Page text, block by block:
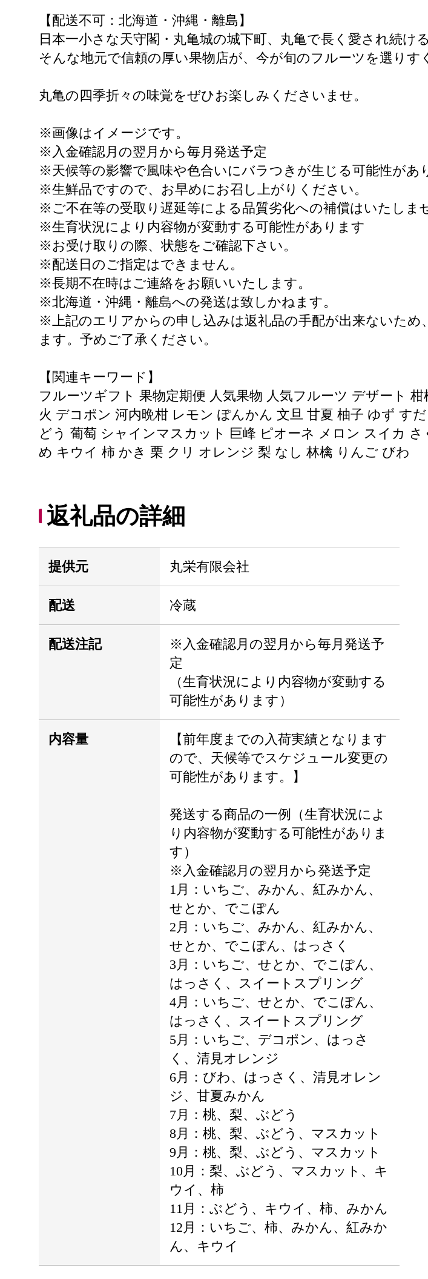
【配送不可：北海道・沖縄・離島】
日本一小さな天守閣・丸亀城の城下町、丸亀で長く愛され続け
そんな地元で信頼の厚い果物店が、今が旬のフルーツを選り
丸亀の四季折々の味覚をぜひお楽しみくださいませ。
※画像はイメージです。
※入金確認月の翌月から毎月発送予定
※天候等の影響で風味や色合いにバラつきが生じる可能性があ
※生鮮品ですので、お早めにお召し上がりください。
※ご不在等の受取り遅延等による品質劣化への補償はいたしま
※生育状況により内容物が変動する可能性があります
※お受け取りの際、状態をご確認下さい。
※配送日のご指定はできません。
※長期不在時はご連絡をお願いいたします。
※北海道・沖縄・離島への発送は致しかねます。
※上記のエリアからの申し込みは返礼品の手配が出来ないた
ます。予めご了承ください。
【関連キーワード】
フルーツギフト 果物定期便 人気果物 人気フルーツ デザート
火 デコポン 河内晩柑 レモン ぽんかん 文旦 甘夏 柚子 ゆず す
どう 葡萄 シャインマスカット 巨峰 ピオーネ メロン スイカ
め キウイ 柿 かき 栗 クリ オレンジ 梨 なし 林檎 りんご びわ
返礼品の詳細
提供元 丸栄有限会社
配送 冷蔵
配送注記
※入金確認月の翌月から毎月発送予
定
（生育状況により内容物が変動する
可能性があります）
内容量
【前年度までの入荷実績となります
ので、天候等でスケジュール変更の
可能性があります。】
発送する商品の一例（生育状況によ
り内容物が変動する可能性がありま
す）
※入金確認月の翌月から発送予定
1月：いちご、みかん、紅みかん、
せとか、でこぽん
2月：いちご、みかん、紅みかん、
せとか、でこぽん、はっさく
3月：いちご、せとか、でこぽん、
はっさく、スイートスプリング
4月：いちご、せとか、でこぽん、
はっさく、スイートスプリング
5月：いちご、デコポン、はっさ
く、清見オレンジ
6月：びわ、はっさく、清見オレン
ジ、甘夏みかん
7月：桃、梨、ぶどう
8月：桃、梨、ぶどう、マスカット
9月：桃、梨、ぶどう、マスカット
10月：梨、ぶどう、マスカット、キ
ウイ、柿
11月：ぶどう、キウイ、柿、みかん
12月：いちご、柿、みかん、紅みか
ん、キウイ